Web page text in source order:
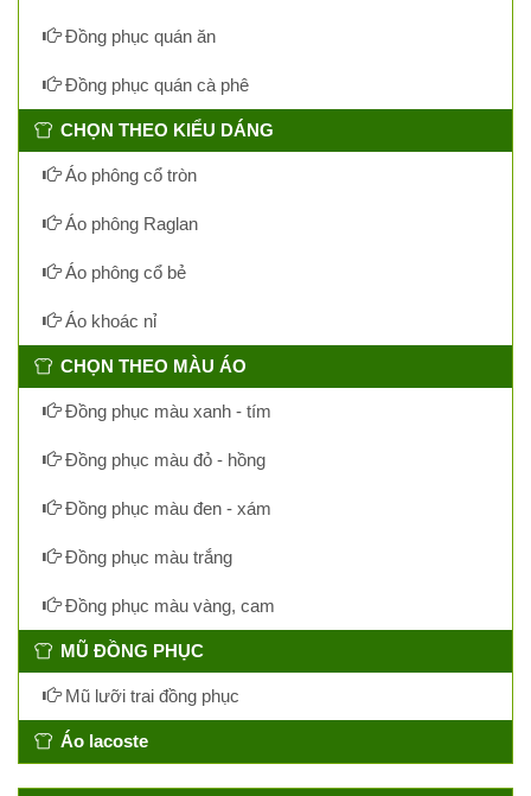
Đồng phục quán ăn
Đồng phục quán cà phê
CHỌN THEO KIỂU DÁNG
Áo phông cổ tròn
Áo phông Raglan
Áo phông cổ bẻ
Áo khoác nỉ
CHỌN THEO MÀU ÁO
Đồng phục màu xanh - tím
Đồng phục màu đỏ - hồng
Đồng phục màu đen - xám
Đồng phục màu trắng
Đồng phục màu vàng, cam
MŨ ĐỒNG PHỤC
Mũ lưỡi trai đồng phục
Áo lacoste